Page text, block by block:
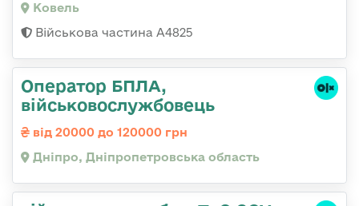
Ковель
Військова частина А4825
Оператор БПЛА,
військовослужбовець
від 20000 до 120000 грн
Дніпро, Дніпропетровська область